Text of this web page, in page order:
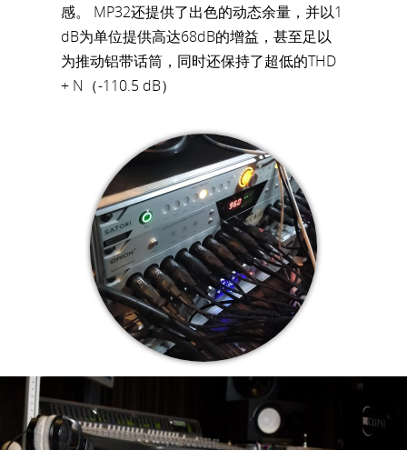
感。 MP32还提供了出色的动态余量，并以1
dB为单位提供高达68dB的增益，甚至足以
为推动铝带话筒，同时还保持了超低的THD
+ N（-110.5 dB）